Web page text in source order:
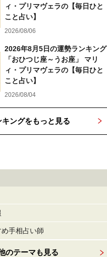
ィ・プリマヴェラの【毎日ひと
こと占い】
2026/08/06
2026年8月5日の運勢ランキング
「おひつじ座～うお座」 マリ
ィ・プリマヴェラの【毎日ひと
こと占い】
2026/08/04
キングをもっと見る
手相占い師
のテーマも見る